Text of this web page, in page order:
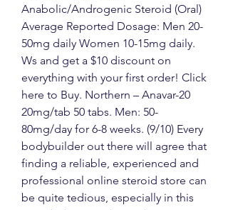
Anabolic/Androgenic Steroid (Oral)
Average Reported Dosage: Men 20-
50mg daily Women 10-15mg daily.
Ws and get a $10 discount on
everything with your first order! Click
here to Buy. Northern – Anavar-20
20mg/tab 50 tabs. Men: 50-
80mg/day for 6-8 weeks. (9/10) Every
bodybuilder out there will agree that
finding a reliable, experienced and
professional online steroid store can
be quite tedious, especially in this